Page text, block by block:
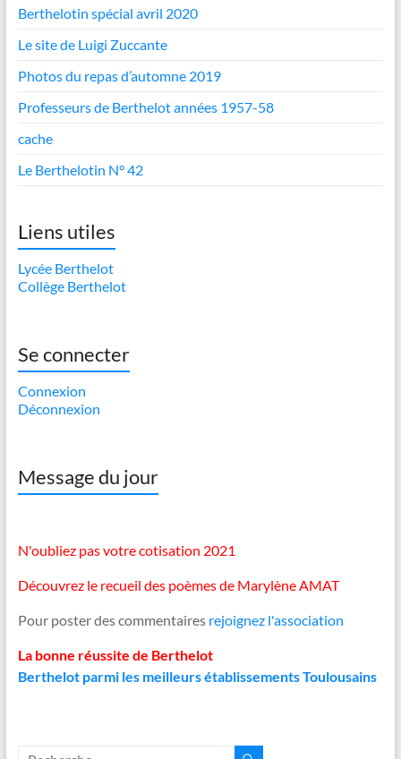
Berthelotin spécial avril 2020
Le site de Luigi Zuccante
Photos du repas d’automne 2019
Professeurs de Berthelot années 1957-58
cache
Le Berthelotin N° 42
Liens utiles
Lycée Berthelot
Collège Berthelot
Se connecter
Connexion
Déconnexion
Message du jour
N'oubliez pas votre cotisation 2021
Découvrez le recueil des poèmes de Marylène AMAT
Pour poster des commentaires rejoignez l'association
La bonne réussite de Berthelot
Berthelot parmi les meilleurs établissements Toulousains